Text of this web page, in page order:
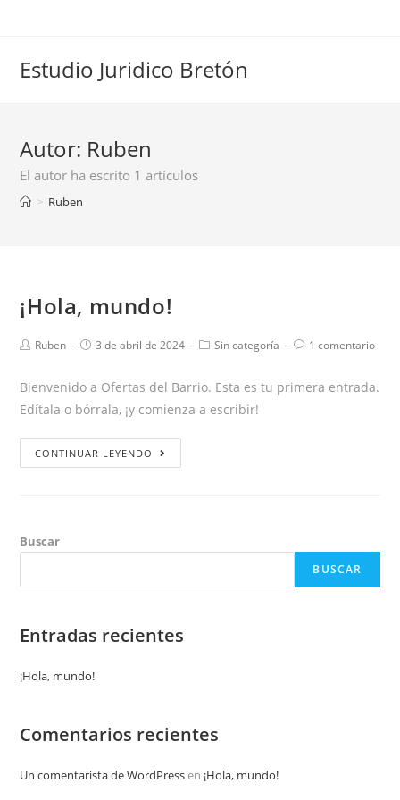
Estudio Juridico Bretón
Autor: Ruben
El autor ha escrito 1 artículos
> Ruben
¡Hola, mundo!
Ruben 3 de abril de 2024 Sin categoría 1 comentario
Bienvenido a Ofertas del Barrio. Esta es tu primera entrada.
Edítala o bórrala, ¡y comienza a escribir!
CONTINUAR LEYENDO
Buscar
BUSCAR
Entradas recientes
¡Hola, mundo!
Comentarios recientes
Un comentarista de WordPressen ¡Hola, mundo!